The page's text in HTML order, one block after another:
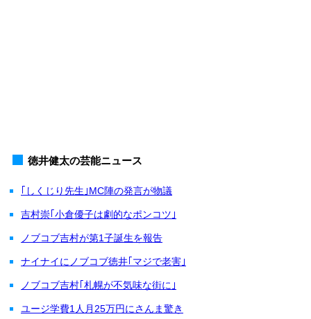
徳井健太の芸能ニュース
｢しくじり先生｣MC陣の発言が物議
吉村崇｢小倉優子は劇的なポンコツ｣
ノブコブ吉村が第1子誕生を報告
ナイナイにノブコブ徳井｢マジで老害｣
ノブコブ吉村｢札幌が不気味な街に｣
ユージ学費1人月25万円にさんま驚き